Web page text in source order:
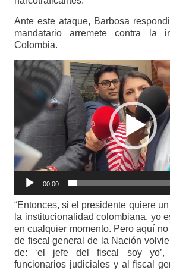
Ante este ataque, Barbosa
mandatario arremete contra la
Colombia.
Reproductor
de
00:00
“Entonces, si el presidente quiere
la institucionalidad colombiana, yo
en cualquier momento. Pero aquí
de fiscal general de la Nación
de: ‘el jefe del fiscal soy yo’,
funcionarios judiciales y al fiscal